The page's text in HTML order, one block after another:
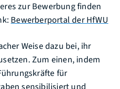
zur Bewerbung finden
Bewerberportal der HfWU
Weise dazu bei, ihr
Zum einen, indem
für